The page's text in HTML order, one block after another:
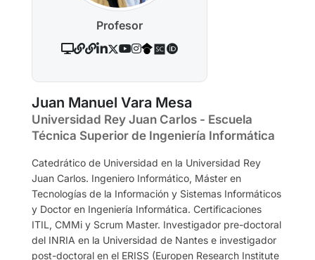
Profesor
Juan Manuel Vara Mesa
Universidad Rey Juan Carlos - Escuela
Técnica Superior de Ingeniería Informática
Catedrático de Universidad en la Universidad Rey
Juan Carlos. Ingeniero Informático, Máster en
Tecnologías de la Información y Sistemas Informáticos
y Doctor en Ingeniería Informática. Certificaciones
ITIL, CMMi y Scrum Master. Investigador pre-doctoral
del INRIA en la Universidad de Nantes e investigador
post-doctoral en el ERISS (Europen Research Institute